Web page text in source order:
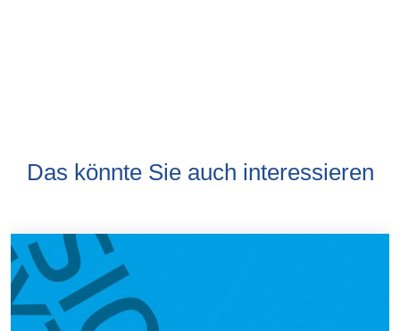
Das könnte Sie auch interessieren